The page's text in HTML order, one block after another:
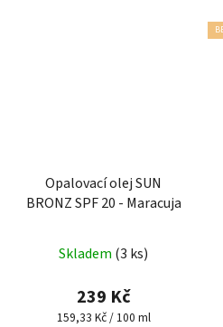
Opalovací olej SUN
BRONZ SPF 20 - Maracuja
Skladem (3 ks)
239 Kč
Měrná
159,33 Kč / 100 ml